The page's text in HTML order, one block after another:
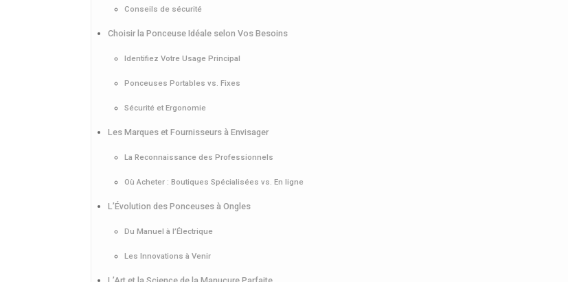
Conseils de sécurité
Choisir la Ponceuse Idéale selon Vos Besoins
Identifiez Votre Usage Principal
Ponceuses Portables vs. Fixes
Sécurité et Ergonomie
Les Marques et Fournisseurs à Envisager
La Reconnaissance des Professionnels
Où Acheter : Boutiques Spécialisées vs. En ligne
L’Évolution des Ponceuses à Ongles
Du Manuel à l’Électrique
Les Innovations à Venir